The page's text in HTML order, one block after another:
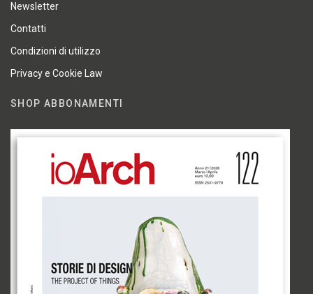
Newsletter
Contatti
Condizioni di utilizzo
Privacy e Cookie Law
SHOP ABBONAMENTI